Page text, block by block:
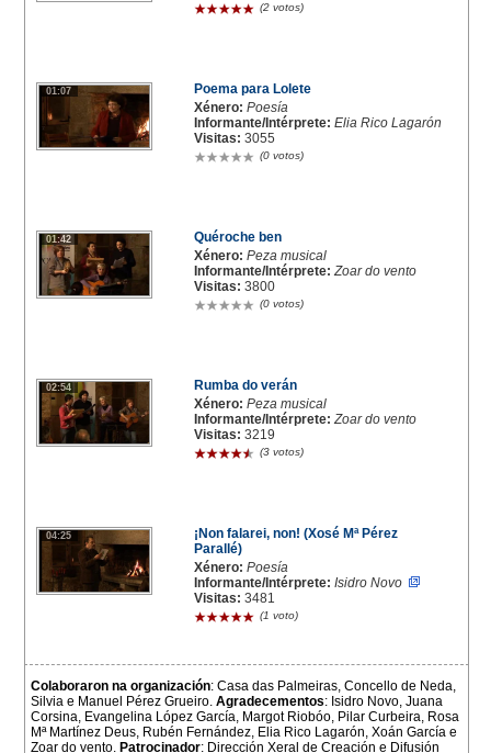
(2 votos)
01:07
Poema para Lolete
Xénero: Poesía
Informante/Intérprete: Elia Rico Lagarón
Visitas: 3055
(0 votos)
01:42
Quéroche ben
Xénero: Peza musical
Informante/Intérprete: Zoar do vento
Visitas: 3800
(0 votos)
02:54
Rumba do verán
Xénero: Peza musical
Informante/Intérprete: Zoar do vento
Visitas: 3219
(3 votos)
04:25
¡Non falarei, non! (Xosé Mª Pérez
Parallé)
Xénero: Poesía
Informante/Intérprete: Isidro Novo
Visitas: 3481
(1 voto)
Colaboraron na organización: Casa das Palmeiras, Concello de Neda,
Silvia e Manuel Pérez Grueiro. Agradecementos: Isidro Novo, Juana
Corsina, Evangelina López García, Margot Riobóo, Pilar Curbeira, Rosa
Mª Martínez Deus, Rubén Fernández, Elia Rico Lagarón, Xoán García e
Zoar do vento. Patrocinador: Dirección Xeral de Creación e Difusión